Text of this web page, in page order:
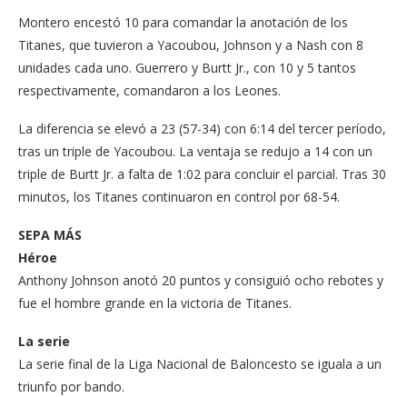
Montero encestó 10 para comandar la anotación de los
Titanes, que tuvieron a Yacoubou, Johnson y a Nash con 8
unidades cada uno. Guerrero y Burtt Jr., con 10 y 5 tantos
respectivamente, comandaron a los Leones.
La diferencia se elevó a 23 (57-34) con 6:14 del tercer período,
tras un triple de Yacoubou. La ventaja se redujo a 14 con un
triple de Burtt Jr. a falta de 1:02 para concluir el parcial. Tras 30
minutos, los Titanes continuaron en control por 68-54.
SEPA MÁS
Héroe
Anthony Johnson anotó 20 puntos y consiguió ocho rebotes y
fue el hombre grande en la victoria de Titanes.
La serie
La serie final de la Liga Nacional de Baloncesto se iguala a un
triunfo por bando.